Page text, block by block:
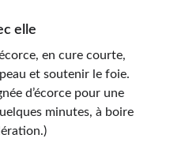
elle
en cure courte,
et soutenir le foie.
d’écorce pour une
minutes, à boire